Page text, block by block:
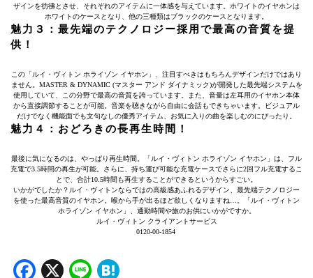
ザインを彷彿とさせ、それぞれのアイテムに一体感を与えています。ホワイトのイヤホンは
ホワイトのケースとなり、他の三種類はブラックのケースとなります。
魅力３：最先端のテクノロジー採用で最高の音質を提
供！
この「ルイ・ヴィトン ホライゾン イヤホン」、注目すべきはもちろんデザインだけではあり
ません。MASTER & DYNAMIC (マスター アンド ダイナミック)が開発した最先端システムを
使用していて、この分野で最高の音質を誇っています。また、音量は左耳用のイヤホン本体
から直接調節することが可能。音楽を聴きながら自由に会話もできちゃいます。ビジュアル
だけでなく機能面でも文句なしの優秀アイテム、お気に入りの曲を楽しむのにぴったり。
魅力４：おどろきの長再生時間！
最後に気になるのは、やっぱり再生時間。「ルイ・ヴィトン ホライゾン イヤホン」は、フル
充電で3.5時間の再生が可能。さらに、持ち運び可能な充電ケースでさらに2回フル充電するこ
とで、合計10.5時間も再生することができるというからすごい。
いかがでしたか？ルイ・ヴィトンならではの高級感あふれるデザイン、最先端テクノロジー
を使った最高音質のイヤホン。喉から手が出るほど欲しくなりますね…。「ルイ・ヴィトン
ホライゾン イヤホン」、通勤時間や旅のお供にいかがですか。
ルイ・ヴィトン クライアントサービス
0120-00-1854
Facebook
X Line